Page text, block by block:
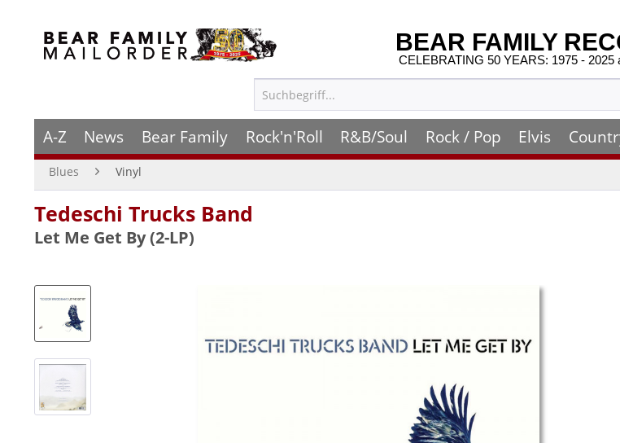
BEAR FAMILY
CELEBRATING 50 YEARS: 1975 - 2025
A-Z News Bear Family Rock'n'Roll R&B/Soul Rock / Pop Elvis
Blues Vinyl
Tedeschi Trucks Band
Let Me Get By (2-LP)